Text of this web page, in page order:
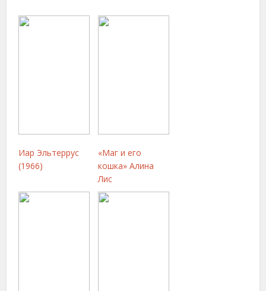
Иар Эльтеррус
(1966)
«Маг и его
кошка» Алина
Лис